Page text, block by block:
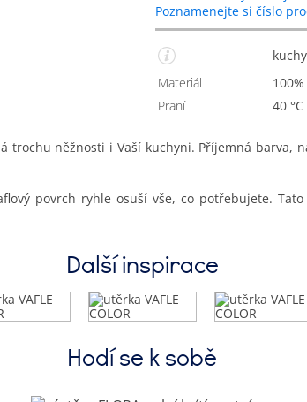
Poznamenejte si číslo
Materiál
Praní
40 °C
trochu něžnosti i Vaší kuchyni. Příjemná barva,
povrch ryhle osuší vše, co potřebujete.
Další inspirace
Hodí se k sobě